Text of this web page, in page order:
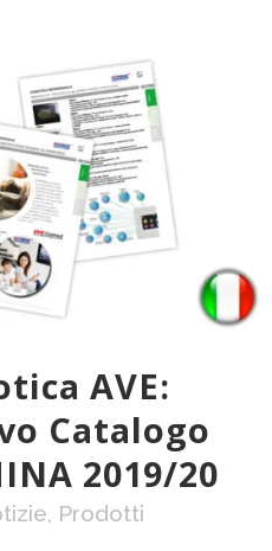
AVE:
Catalogo
2019/20
, Prodotti